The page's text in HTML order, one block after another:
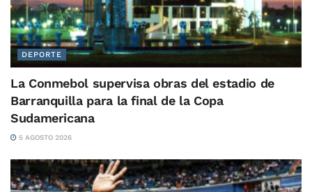
DEPORTE
La Conmebol supervisa obras del estadio de
Barranquilla para la final de la Copa
Sudamericana
5 AGOSTO 2026